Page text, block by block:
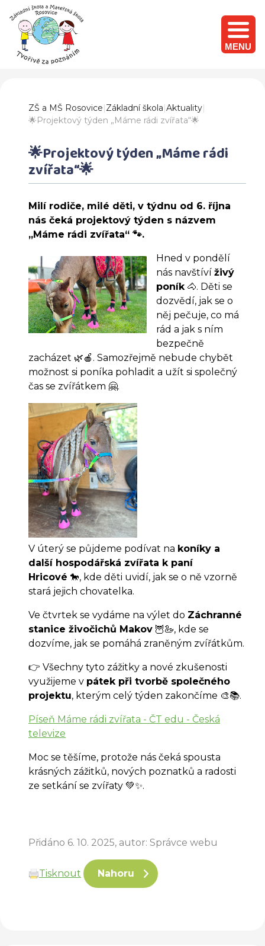
MENU
ZŠ a MŠ Rosovice|Základní škola|Aktuality|
🌟Projektový týden „Máme rádi zvířata“🌟
🌟Projektový týden „Máme rádi
zvířata“🌟
Milí rodiče, milé děti, v týdnu od 6. října
nás čeká projektový týden s názvem
„Máme rádi zvířata“ 🐾.
Hned v pondělí
nás navštíví živý
poník🐴. Děti se
dozvědí, jak se o
něj pečuje, co má
rád a jak s ním
bezpečně
zacházet 🌿🍎. Samozřejmě nebude chybět
možnost si poníka pohladit a užít si společný
čas se zvířátkem 🤗.
V úterý se půjdeme podívat na koníky a
další hospodářská zvířata k paní
Hricové 🐎, kde děti uvidí, jak se o ně vzorně
stará jejich chovatelka.
Ve čtvrtek se vydáme na výlet do Záchranné
stanice živočichů Makov 🦉🦢, kde se
dozvíme, jak se pomáhá zraněným zvířátkům.
👉 Všechny tyto zážitky a nové zkušenosti
využijeme v pátek při tvorbě společného
projektu, kterým celý týden zakončíme 🎨📚.
Píseň Máme rádi zvířata - ČT edu - Česká
televize
Moc se těšíme, protože nás čeká spousta
krásných zážitků, nových poznatků a radosti
ze setkání se zvířaty 💚✨.
Přidáno 6. 10. 2025, autor: Správce webu
Tisknout Nahoru